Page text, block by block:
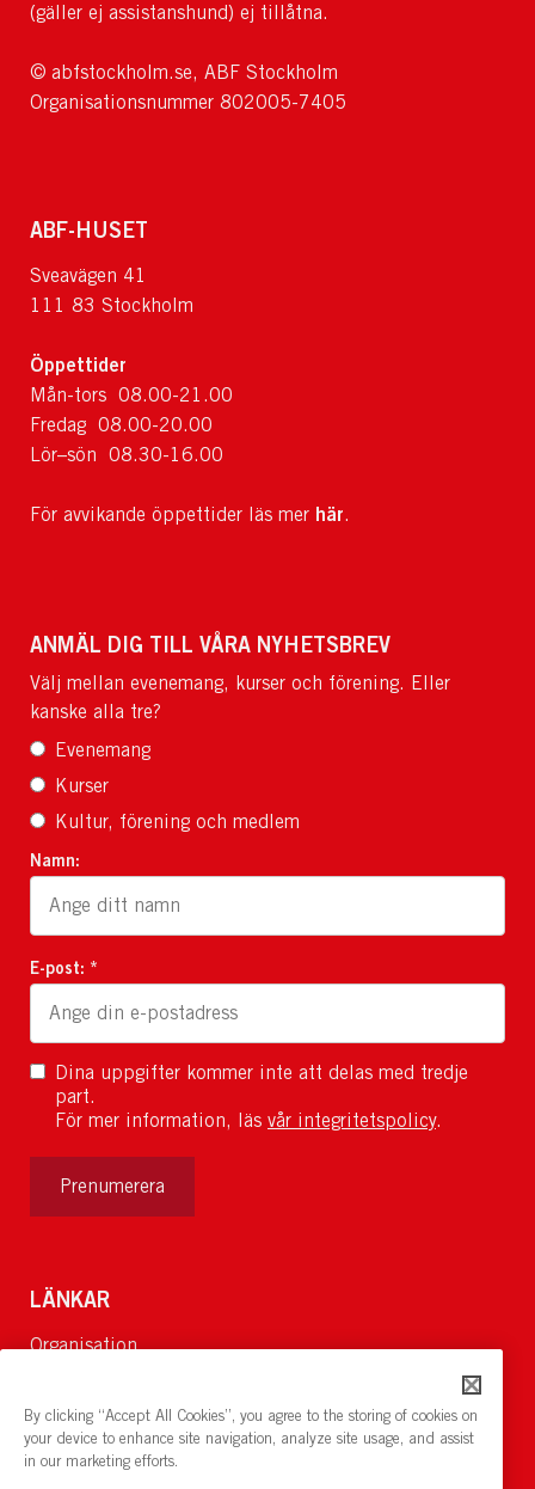
(gäller ej assistanshund) ej tillåtna.
© abfstockholm.se, ABF Stockholm
Organisationsnummer 802005-7405
ABF-HUSET
Sveavägen 41
111 83 Stockholm
Öppettider
Mån-tors 08.00-21.00
Fredag 08.00-20.00
Lör–sön 08.30-16.00
För avvikande öppettider läs mer här.
ANMÄL DIG TILL VÅRA NYHETSBREV
Välj mellan evenemang, kurser och förening. Eller
kanske alla tre?
Evenemang
Kurser
Kultur, förening och medlem
Namn:
E-post: *
Dina uppgifter kommer inte att delas med tredje
part.
För mer information, läs vår integritetspolicy.
Prenumerera
LÄNKAR
Organisation
Lediga jobb
Nyheter och pressrum
By clicking “Accept All Cookies”, you agree to the storing of cookies on
your device to enhance site navigation, analyze site usage, and assist
in our marketing efforts.